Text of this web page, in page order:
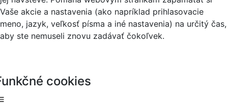
Vaše akcie a nastavenia (ako napríklad prihlasovacie
meno, jazyk, veľkosť písma a iné nastavenia) na určitý čas,
aby ste nemuseli znovu zadávať čokoľvek.
cookies